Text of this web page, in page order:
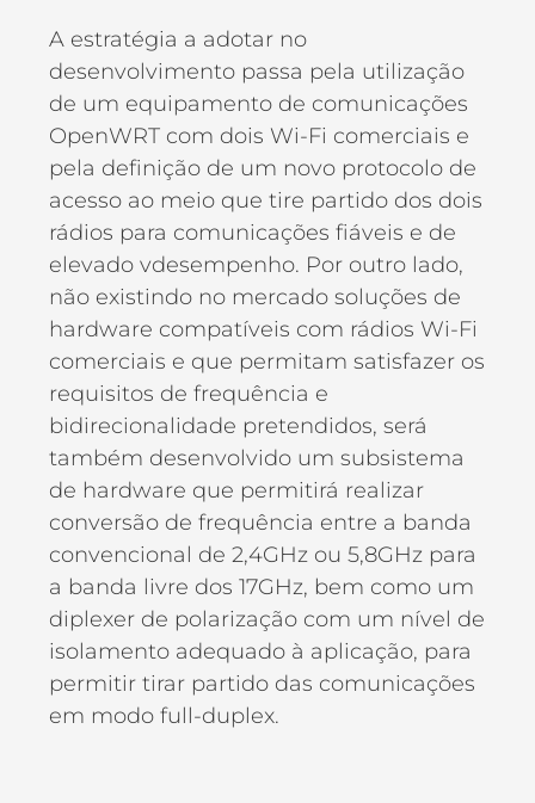
A estratégia a adotar no
desenvolvimento passa pela utilização
de um equipamento de comunicações
OpenWRT com dois Wi-Fi comerciais e
pela definição de um novo protocolo de
acesso ao meio que tire partido dos dois
rádios para comunicações fiáveis e de
elevado vdesempenho. Por outro lado,
não existindo no mercado soluções de
hardware compatíveis com rádios Wi-Fi
comerciais e que permitam satisfazer os
requisitos de frequência e
bidirecionalidade pretendidos, será
também desenvolvido um subsistema
de hardware que permitirá realizar
conversão de frequência entre a banda
convencional de 2,4GHz ou 5,8GHz para
a banda livre dos 17GHz, bem como um
diplexer de polarização com um nível de
isolamento adequado à aplicação, para
permitir tirar partido das comunicações
em modo full-duplex.